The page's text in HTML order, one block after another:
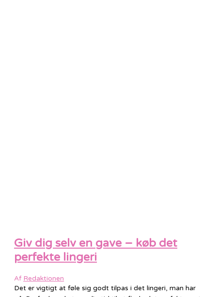
Giv dig selv en gave – køb det
perfekte lingeri
Af Redaktionen
Det er vigtigt at føle sig godt tilpas i det lingeri, man har